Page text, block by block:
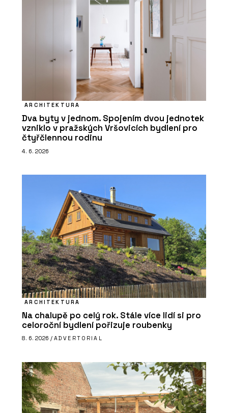
ARCHITEKTURA
Dva byty v jednom. Spojením dvou jednotek
vzniklo v pražských Vršovicích bydlení pro
čtyřčlennou rodinu
4. 6. 2026
ARCHITEKTURA
Na chalupě po celý rok. Stále více lidí si pro
celoroční bydlení pořizuje roubenky
8. 6. 2026 / ADVERTORIAL